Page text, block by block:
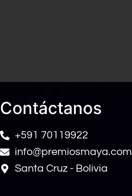
Contáctanos
+591 70119922
info@premiosmaya.com
Santa Cruz - Bolivia